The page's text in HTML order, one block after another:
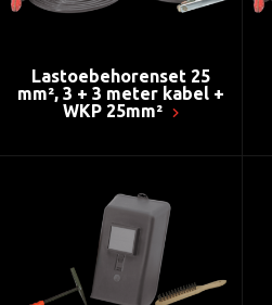
Lastoebehorenset 25
mm², 3 + 3 meter kabel +
WKP 25mm²